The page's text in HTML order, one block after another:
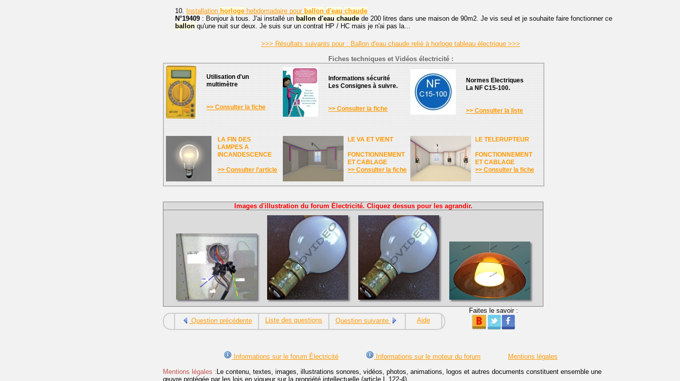
10. Installation horloge hebdomadaire pour ballon d'eau chaude
N°19409 : Bonjour à tous. J'ai installé un ballon d'eau chaude de 200 litres dans une maison de 90m2. Je vis seul et je souhaite faire fonctionner ce
ballon qu'une nuit sur deux. Je suis sur un contrat HP / HC mais je n'ai pas la...
>>> Résultats suivants pour : Ballon d'eau chaude relié à horloge tableau électrique >>>
Fiches techniques et Vidéos électricité :
Utilisation d'un
multimètre
>> Consulter la fiche
Informations sécurité
Les Consignes à suivre.
>> Consulter la fiche
Normes Electriques
La NF C15-100.
>> Consulter la liste
LA FIN DES
LAMPES A
INCANDESCENCE
>> Consulter l'article
LE VA ET VIENT
FONCTIONNEMENT
ET CABLAGE
>> Consulter la fiche
LE TELERUPTEUR
FONCTIONNEMENT
ET CABLAGE
>> Consulter la fiche
Images d'illustration du forum Électricité. Cliquez dessus pour les agrandir.
Question précédente Liste des questions Question suivante Aide
Faites le savoir :
Informations sur le forum Électricité Informations sur le moteur du forum
Mentions légales
Mentions légales :Le contenu, textes, images, illustrations sonores, vidéos, photos, animations, logos et autres documents constituent ensemble une
œuvre protégée par les lois en vigueur sur la propriété intellectuelle (article L.122-4).